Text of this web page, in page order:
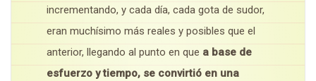
incrementando, y cada día, cada gota de sudor,
eran muchísimo más reales y posibles que el
anterior, llegando al punto en que a base de
esfuerzo y tiempo, se convirtió en una